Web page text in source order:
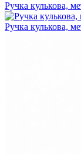
Ручка кулькова,
Ручка кулькова,